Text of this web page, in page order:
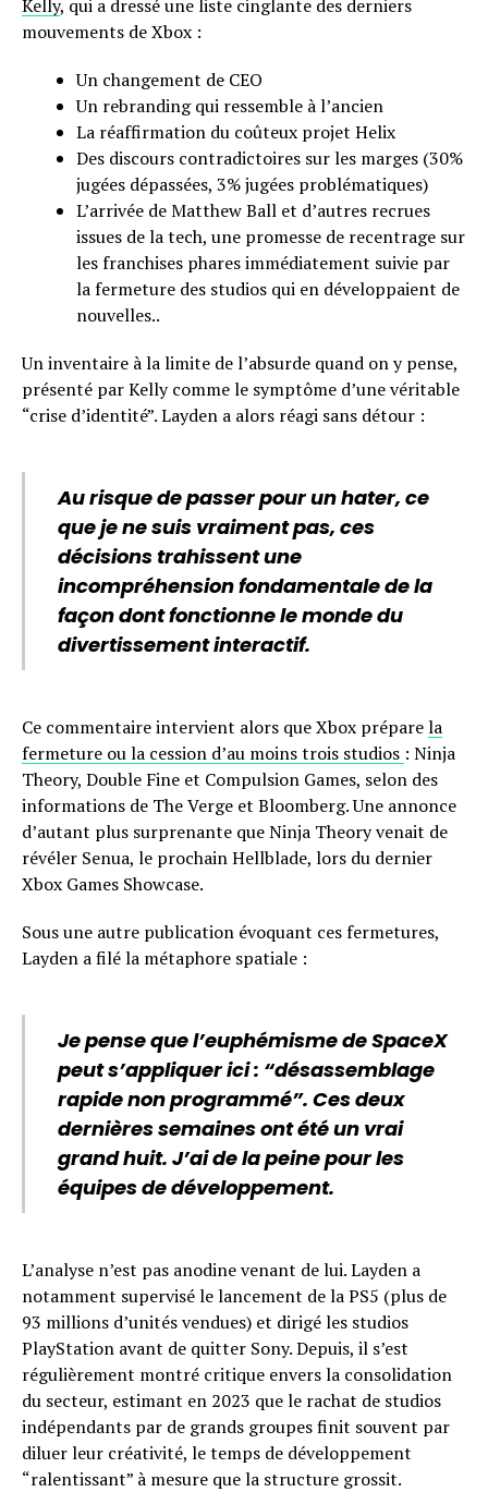
Kelly, qui a dressé une liste cinglante des derniers
mouvements de Xbox :
Un changement de CEO
Un rebranding qui ressemble à l’ancien
La réaffirmation du coûteux projet Helix
Des discours contradictoires sur les marges (30%
jugées dépassées, 3% jugées problématiques)
L’arrivée de Matthew Ball et d’autres recrues
issues de la tech, une promesse de recentrage sur
les franchises phares immédiatement suivie par
la fermeture des studios qui en développaient de
nouvelles..
Un inventaire à la limite de l’absurde quand on y pense,
présenté par Kelly comme le symptôme d’une véritable
“crise d’identité”. Layden a alors réagi sans détour :
Au risque de passer pour un hater, ce
que je ne suis vraiment pas, ces
décisions trahissent une
incompréhension fondamentale de la
façon dont fonctionne le monde du
divertissement interactif.
Ce commentaire intervient alors que Xbox préparela
fermeture ou la cession d’au moins trois studios : Ninja
Theory, Double Fine et Compulsion Games, selon des
informations de The Verge et Bloomberg. Une annonce
d’autant plus surprenante que Ninja Theory venait de
révéler Senua, le prochain Hellblade, lors du dernier
Xbox Games Showcase.
Sous une autre publication évoquant ces fermetures,
Layden a filé la métaphore spatiale :
Je pense que l’euphémisme de SpaceX
peut s’appliquer ici : “désassemblage
rapide non programmé”. Ces deux
dernières semaines ont été un vrai
grand huit. J’ai de la peine pour les
équipes de développement.
L’analyse n’est pas anodine venant de lui. Layden a
notamment supervisé le lancement de la PS5 (plus de
93 millions d’unités vendues) et dirigé les studios
PlayStation avant de quitter Sony. Depuis, il s’est
régulièrement montré critique envers la consolidation
du secteur, estimant en 2023 que le rachat de studios
indépendants par de grands groupes finit souvent par
diluer leur créativité, le temps de développement
“ralentissant” à mesure que la structure grossit.